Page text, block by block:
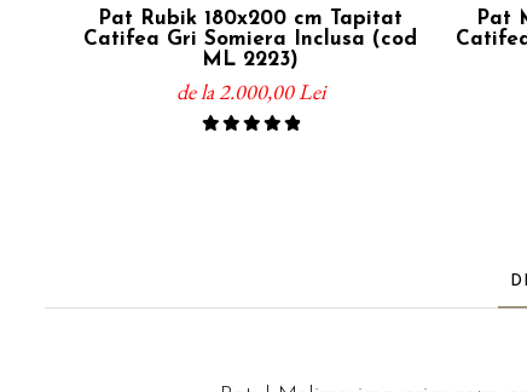
Pat Rubik 180x200 cm Tapitat
Catifea Gri Somiera Inclusa (cod
ML 2223)
de la 2.000,00 Lei
Pat